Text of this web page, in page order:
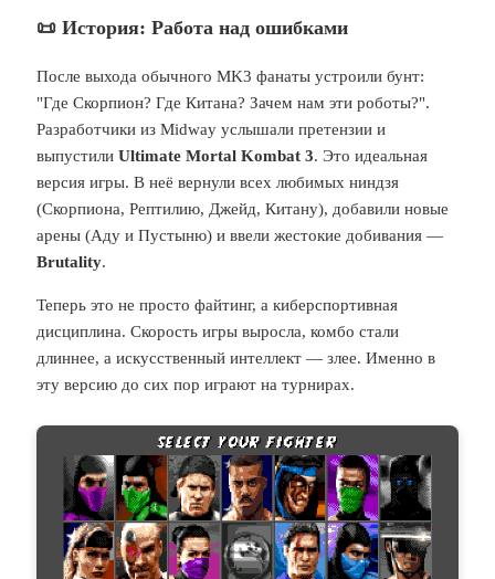
📜 История: Работа над ошибками
После выхода обычного MK3 фанаты устроили бунт:
"Где Скорпион? Где Китана? Зачем нам эти роботы?".
Разработчики из Midway услышали претензии и
выпустили Ultimate Mortal Kombat 3. Это идеальная
версия игры. В неё вернули всех любимых ниндзя
(Скорпиона, Рептилию, Джейд, Китану), добавили новые
арены (Аду и Пустыню) и ввели жестокие добивания —
Brutality.
Теперь это не просто файтинг, а киберспортивная
дисциплина. Скорость игры выросла, комбо стали
длиннее, а искусственный интеллект — злее. Именно в
эту версию до сих пор играют на турнирах.